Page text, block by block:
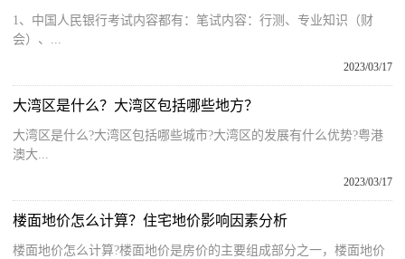
1、中国人民银行考试内容都有：笔试内容：行测、专业知识（财
会）、...
2023/03/17
大湾区是什么？大湾区包括哪些地方？
大湾区是什么?大湾区包括哪些城市?大湾区的发展有什么优势?粤港
澳大...
2023/03/17
楼面地价怎么计算？住宅地价影响因素分析
楼面地价怎么计算?楼面地价是房价的主要组成部分之一，楼面地价